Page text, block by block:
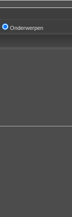
Onderwerpen